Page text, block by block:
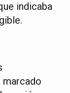
indicaba
marcado